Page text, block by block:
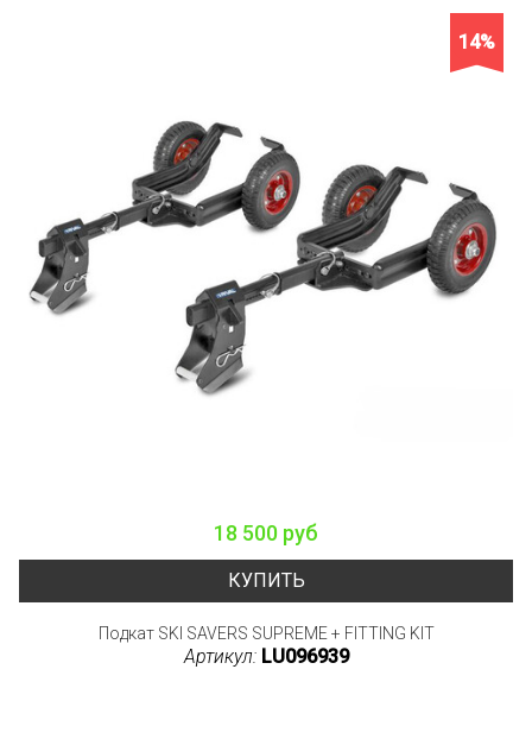
14%
18 500 руб
КУПИТЬ
Подкат SKI SAVERS SUPREME + FITTING KIT
Артикул: LU096939